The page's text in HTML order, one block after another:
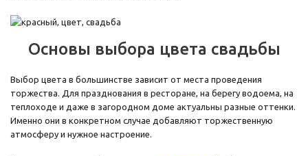
Основы выбора цвета свадьбы
Выбор цвета в большинстве зависит от места проведения
торжества. Для празднования в ресторане, на берегу водоема, на
теплоходе и даже в загородном доме актуальны разные оттенки.
Именно они в конкретном случае добавляют торжественную
атмосферу и нужное настроение.